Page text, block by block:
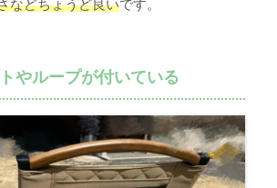
などちょうど良いです。
やループが付いている